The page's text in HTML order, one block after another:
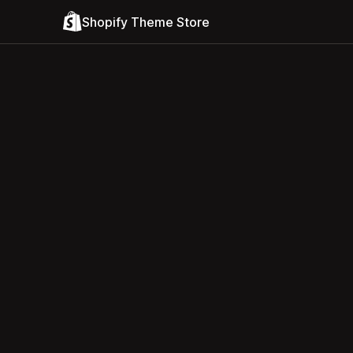
Shopify Theme Store